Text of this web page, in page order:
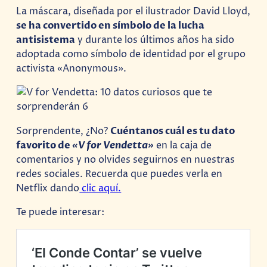
La máscara, diseñada por el ilustrador David Lloyd,
se ha convertido en símbolo de la lucha
antisistemay durante los últimos años ha sido
adoptada como símbolo de identidad por el grupo
activista «Anonymous».
Sorprendente, ¿No? Cuéntanos cuál es tu dato
favorito de«V for Vendetta» en la caja de
comentarios y no olvides seguirnos en nuestras
redes sociales. Recuerda que puedes verla en
Netflix dandoclic aquí.
Te puede interesar: